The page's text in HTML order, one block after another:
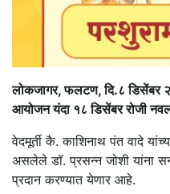
लोकजागर, फलटण, दि.८ डिसेंबर
आयोजन यंदा १८ डिसेंबर रोजी
वेदमूर्ती कै. काशिनाथ पंत वादे
असलेले डॉ. प्रसन्न जोशी यांना
प्रदान करण्यात येणार आहे.